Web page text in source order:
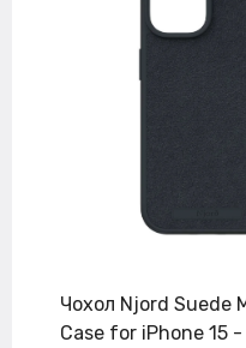
Чохол Njord Suede
Case for iPhone 15